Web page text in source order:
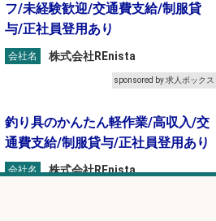
フ/未経験歓迎/交通費支給/制服貸
与/正社員登用あり
会社名 株式会社REnista
sponsored by 求人ボックス
釣り具のかんたん軽作業/高収入/交
通費支給/制服貸与/正社員登用あり
会社名 株式会社REnista